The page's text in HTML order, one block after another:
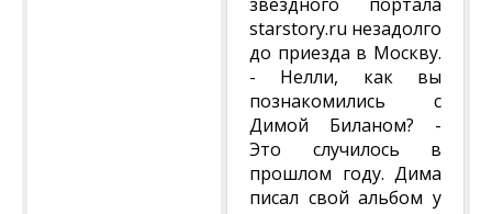
starstory.ru незадолго
до приезда в Москву.
- Нелли, как вы
познакомились с
Димой Биланом? -
Это случилось в
прошлом году. Дима
писал свой альбом у